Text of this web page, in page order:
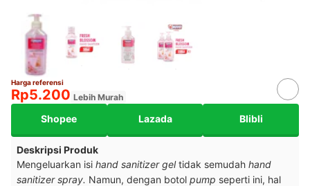
Harga referensi
Rp5.200 Lebih Murah
Shopee Lazada Blibli
Deskripsi Produk
Mengeluarkan isi hand sanitizer geltidak semudah hand
sanitizer spray. Namun, dengan botol pump seperti ini, hal